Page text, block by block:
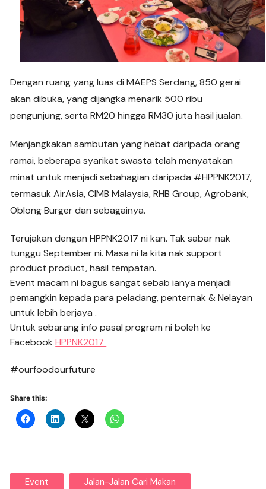
Dengan ruang yang luas di MAEPS Serdang, 850 gerai
akan dibuka, yang dijangka menarik 500 ribu
pengunjung, serta RM20 hingga RM30 juta hasil jualan.
Menjangkakan sambutan yang hebat daripada orang
ramai, beberapa syarikat swasta telah menyatakan
minat untuk menjadi sebahagian daripada #HPPNK2017,
termasuk AirAsia, CIMB Malaysia, RHB Group, Agrobank,
Oblong Burger dan sebagainya.
Terujakan dengan HPPNK2017 ni kan. Tak sabar nak
tunggu September ni. Masa ni la kita nak support
product product, hasil tempatan.
Event macam ni bagus sangat sebab ianya menjadi
pemangkin kepada para peladang, penternak & Nelayan
untuk lebih berjaya .
Untuk sebarang info pasal program ni boleh ke
FacebookHPPNK2017
#ourfoodourfuture
Share this:
Event Jalan-Jalan Cari Makan